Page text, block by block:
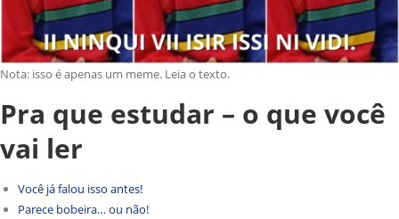
Nota: isso é apenas um meme. Leia o texto.
Pra que estudar – o que você
vai ler
Você já falou isso antes!
Parece bobeira… ou não!